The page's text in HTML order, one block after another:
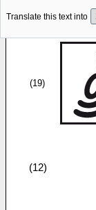
Translate this text into
(19)
(12)